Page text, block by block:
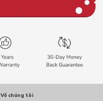
Về chúng tôi